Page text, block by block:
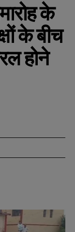
के
के बीच
होने